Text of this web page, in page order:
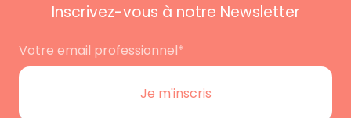
Inscrivez-vous à notre Newsletter